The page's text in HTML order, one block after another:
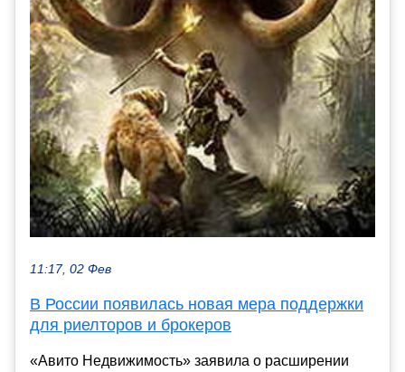
11:17, 02 Фев
В России появилась новая мера поддержки
для риелторов и брокеров
«Авито Недвижимость» заявила о расширении